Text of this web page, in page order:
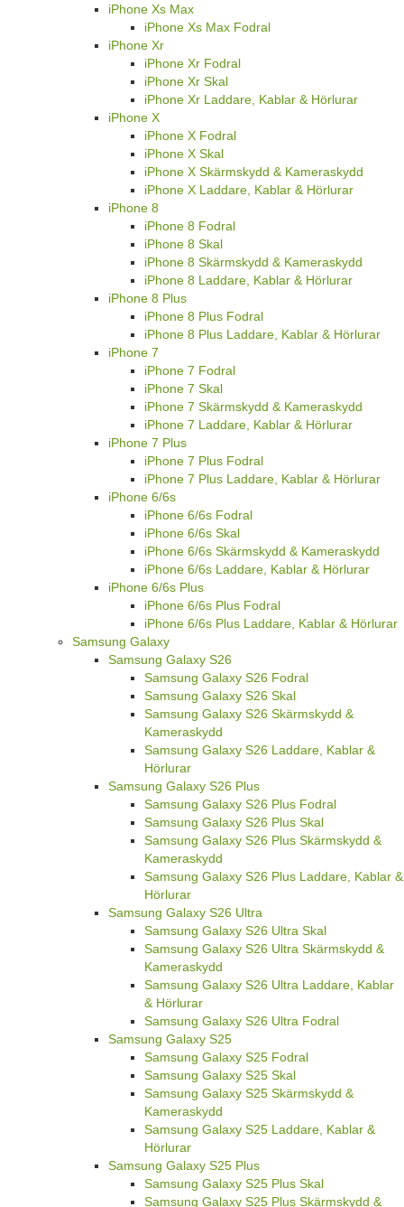
iPhone Xs Max
iPhone Xs Max Fodral
iPhone Xr
iPhone Xr Fodral
iPhone Xr Skal
iPhone Xr Laddare, Kablar & Hörlurar
iPhone X
iPhone X Fodral
iPhone X Skal
iPhone X Skärmskydd & Kameraskydd
iPhone X Laddare, Kablar & Hörlurar
iPhone 8
iPhone 8 Fodral
iPhone 8 Skal
iPhone 8 Skärmskydd & Kameraskydd
iPhone 8 Laddare, Kablar & Hörlurar
iPhone 8 Plus
iPhone 8 Plus Fodral
iPhone 8 Plus Laddare, Kablar & Hörlurar
iPhone 7
iPhone 7 Fodral
iPhone 7 Skal
iPhone 7 Skärmskydd & Kameraskydd
iPhone 7 Laddare, Kablar & Hörlurar
iPhone 7 Plus
iPhone 7 Plus Fodral
iPhone 7 Plus Laddare, Kablar & Hörlurar
iPhone 6/6s
iPhone 6/6s Fodral
iPhone 6/6s Skal
iPhone 6/6s Skärmskydd & Kameraskydd
iPhone 6/6s Laddare, Kablar & Hörlurar
iPhone 6/6s Plus
iPhone 6/6s Plus Fodral
iPhone 6/6s Plus Laddare, Kablar & Hörlurar
Samsung Galaxy
Samsung Galaxy S26
Samsung Galaxy S26 Fodral
Samsung Galaxy S26 Skal
Samsung Galaxy S26 Skärmskydd &
Kameraskydd
Samsung Galaxy S26 Laddare, Kablar &
Hörlurar
Samsung Galaxy S26 Plus
Samsung Galaxy S26 Plus Fodral
Samsung Galaxy S26 Plus Skal
Samsung Galaxy S26 Plus Skärmskydd &
Kameraskydd
Samsung Galaxy S26 Plus Laddare, Kablar &
Hörlurar
Samsung Galaxy S26 Ultra
Samsung Galaxy S26 Ultra Skal
Samsung Galaxy S26 Ultra Skärmskydd &
Kameraskydd
Samsung Galaxy S26 Ultra Laddare, Kablar
& Hörlurar
Samsung Galaxy S26 Ultra Fodral
Samsung Galaxy S25
Samsung Galaxy S25 Fodral
Samsung Galaxy S25 Skal
Samsung Galaxy S25 Skärmskydd &
Kameraskydd
Samsung Galaxy S25 Laddare, Kablar &
Hörlurar
Samsung Galaxy S25 Plus
Samsung Galaxy S25 Plus Skal
Samsung Galaxy S25 Plus Skärmskydd &